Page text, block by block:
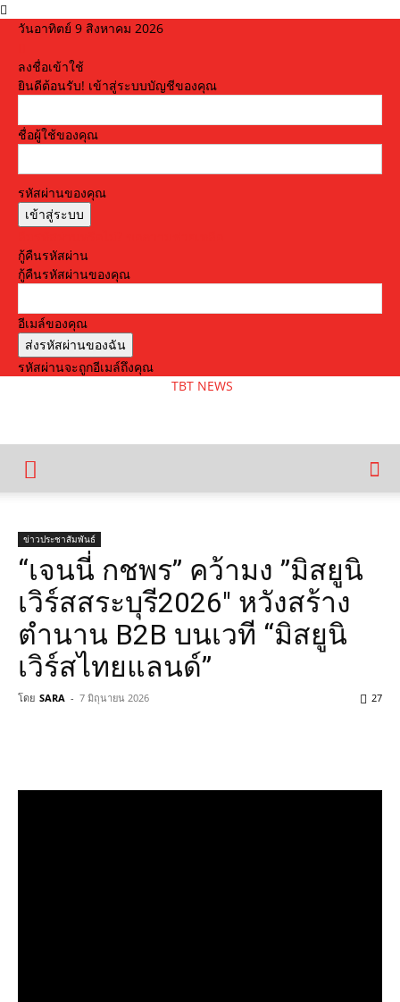
วันอาทิตย์ 9 สิงหาคม 2026
ลงชื่อเข้าใช้
ยินดีต้อนรับ! เข้าสู่ระบบบัญชีของคุณ
ชื่อผู้ใช้ของคุณ
รหัสผ่านของคุณ
กู้คืนรหัสผ่าน
กู้คืนรหัสผ่านของคุณ
อีเมล์ของคุณ
รหัสผ่านจะถูกอีเมล์ถึงคุณ
TBT NEWS
ข่าวประชาสัมพันธ์
“เจนนี่​ กชพร​” คว้ามง​ ​”มิสยูนิ​
เวิร์ส​สระบุรี2026″ หวังสร้าง
ตำนาน​ B2B บนเวที “มิสยูนิ​
เวิร์ส​ไทยแลนด์”
โดย SARA - 7 มิถุนายน 2026 27